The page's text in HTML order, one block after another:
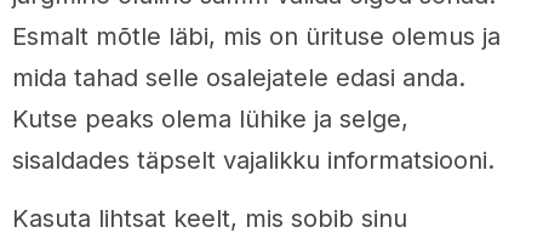
Esmalt mõtle läbi, mis on ürituse olemus ja
mida tahad selle osalejatele edasi anda.
Kutse peaks olema lühike ja selge,
sisaldades täpselt vajalikku informatsiooni.
Kasuta lihtsat keelt, mis sobib sinu